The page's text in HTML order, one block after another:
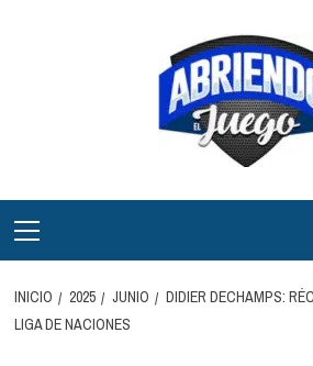
principal
INICIO 2025 JUNIO
DIDIER DECHAMPS:
LIGA DE NACIONES